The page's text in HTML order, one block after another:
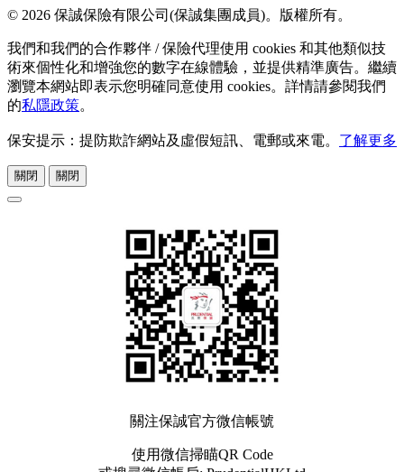
© 2026 保誠保險有限公司(保誠集團成員)。版權所有。
我們和我們的合作夥伴 / 保險代理使用 cookies 和其他類似技
術來個性化和增強您的數字在線體驗，並提供精準廣告。繼續
瀏覽本網站即表示您明確同意使用 cookies。詳情請參閱我們
的私隱政策。
保安提示：提防欺詐網站及虛假短訊、電郵或來電。 了解更多
關閉 關閉
關注保誠官方微信帳號
使用微信掃瞄QR Code